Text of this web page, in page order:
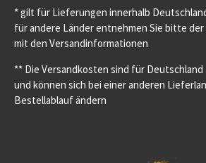
* gilt für Lieferungen innerhalb
für andere Länder entnehmen Sie bitte
mit den Versandinformationen
** Die Versandkosten sind für
und können sich bei einer anderen
Bestellablauf ändern